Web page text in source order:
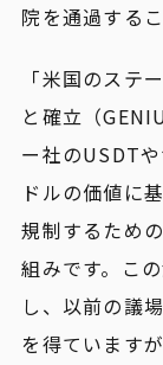
院を通過する
「米国のステ
と確立（
ー社のUSDT
ドルの価値に
規制するため
組みです。こ
し、以前の議
を得ています